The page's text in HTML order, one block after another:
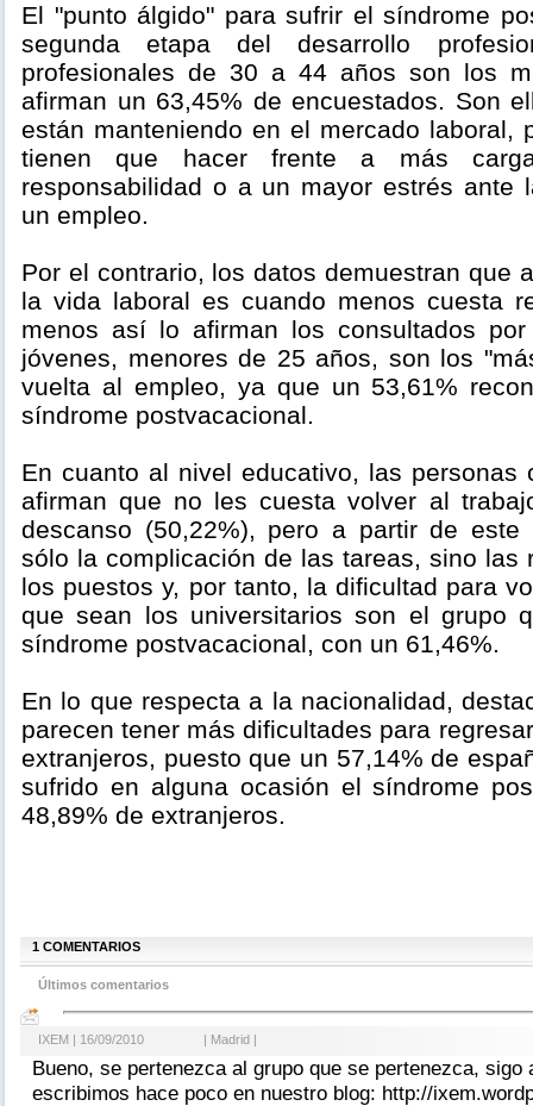
El "punto álgido" para sufrir el síndrome
segunda etapa del desarrollo
profesionales de 30 a 44 años son los
afirman un 63,45% de encuestados. Son
están manteniendo en el mercado laboral,
tienen que hacer frente a más
responsabilidad o a un mayor estrés ante
un empleo.
Por el contrario, los datos demuestran que
la vida laboral es cuando menos cuesta
menos así lo afirman los consultados
jóvenes, menores de 25 años, son los
vuelta al empleo, ya que un 53,61%
síndrome postvacacional.
En cuanto al nivel educativo, las personas
afirman que no les cuesta volver al
descanso (50,22%), pero a partir de este
sólo la complicación de las tareas, sino las
los puestos y, por tanto, la dificultad para
que sean los universitarios son el grupo
síndrome postvacacional, con un 61,46%.
En lo que respecta a la nacionalidad,
parecen tener más dificultades para
extranjeros, puesto que un 57,14% de
sufrido en alguna ocasión el síndrome
48,89% de extranjeros.
1 COMENTARIOS
Últimos comentarios
IXEM | 16/09/2010 | Madrid |
Bueno, se pertenezca al grupo que se pertenezca, sigo
escribimos hace poco en nuestro blog: http://